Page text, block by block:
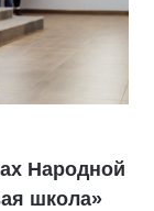
Народной
школа»